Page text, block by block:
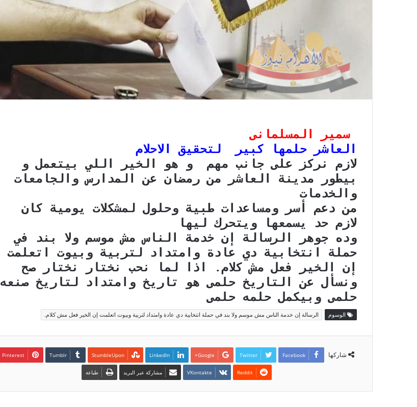
سمير المسلمانى
العاشر حلمها كبير لتحقيق الاحلام
لازم نركز على جانب مهم و هو الخير اللي بيتعمل و
بيطور مدينة العاشر من رمضان عن المدارس والجامعات
والخدمات
من دعم أسر ومساعدات طبية وحلول لمشكلات يومية كان
لازم حد يسمعها ويتحرك ليها
وده جوهر الرسالة إن خدمة الناس مش موسم ولا بند في
حملة انتخابية دي عادة وامتداد لتربية وبيوت اتعلمت
إن الخير فعل مش كلام. اذا لما نحب نختار نختار صح
ونسأل عن التاريخ حلمى هو تاريخ وامتداد لتاريخ صنعه
حلمى وبيكمل حلمه حلمى
الوسوم الرسالة إن خدمة الناس مش موسم ولا بند في حملة انتخابية دي عادة وامتداد لتربية وبيوت اتعلمت إن الخير فعل مش كلام.
شاركها Facebook
Twitter
Google+
LinkedIn
‏StumbleUpon
‏Tumblr
Pinterest
‏Reddit مشاركة عبر البريد طباعة